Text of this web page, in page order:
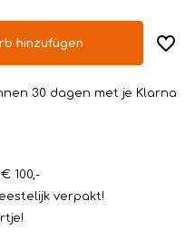
hinzufügen
30 dagen met je Klarna
100,-
verpakt!